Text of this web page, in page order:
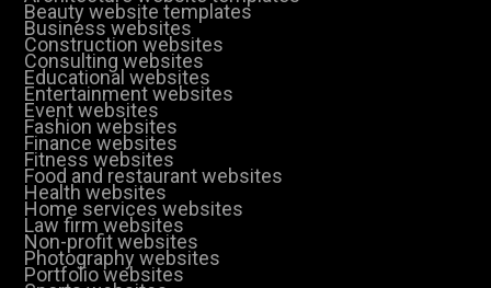
Beauty website templates
Business websites
Construction websites
Consulting websites
Educational websites
Entertainment websites
Event websites
Fashion websites
Finance websites
Fitness websites
Food and restaurant websites
Health websites
Home services websites
Law firm websites
Non-profit websites
Photography websites
Portfolio websites